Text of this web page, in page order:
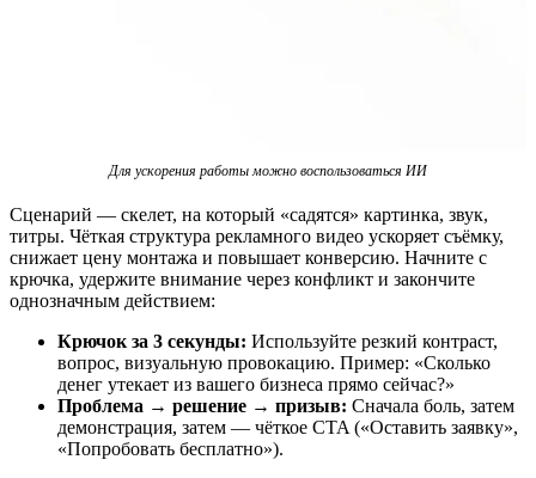
Для ускорения работы можно воспользоваться ИИ
Сценарий — скелет, на который «садятся» картинка, звук,
титры. Чёткая структура рекламного видео ускоряет съёмку,
снижает цену монтажа и повышает конверсию. Начните с
крючка, удержите внимание через конфликт и закончите
однозначным действием:
Крючок за 3 секунды: Используйте резкий контраст,
вопрос, визуальную провокацию. Пример: «Сколько
денег утекает из вашего бизнеса прямо сейчас?»
Проблема → решение → призыв: Сначала боль, затем
демонстрация, затем — чёткое CTA («Оставить заявку»,
«Попробовать бесплатно»).